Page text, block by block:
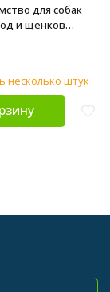
для собак
и щенков
несколько штук